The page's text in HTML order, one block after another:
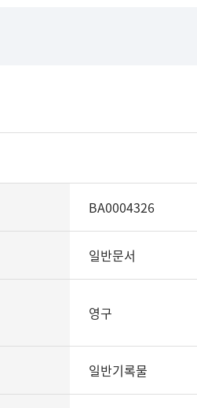
BA0004326
일반문서
영구
일반기록물